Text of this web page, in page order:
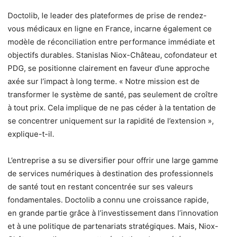
Doctolib, le leader des plateformes de prise de rendez-
vous médicaux en ligne en France, incarne également ce
modèle de réconciliation entre performance immédiate et
objectifs durables. Stanislas Niox-Château, cofondateur et
PDG, se positionne clairement en faveur d’une approche
axée sur l’impact à long terme. « Notre mission est de
transformer le système de santé, pas seulement de croître
à tout prix. Cela implique de ne pas céder à la tentation de
se concentrer uniquement sur la rapidité de l’extension »,
explique-t-il.
L’entreprise a su se diversifier pour offrir une large gamme
de services numériques à destination des professionnels
de santé tout en restant concentrée sur ses valeurs
fondamentales. Doctolib a connu une croissance rapide,
en grande partie grâce à l’investissement dans l’innovation
et à une politique de partenariats stratégiques. Mais, Niox-